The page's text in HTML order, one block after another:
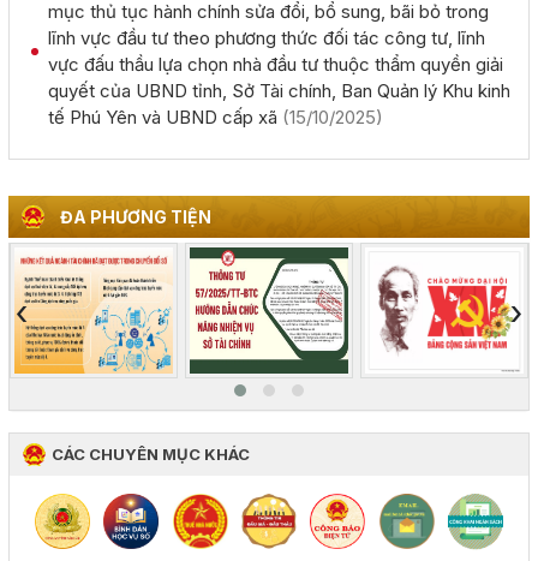
(02/08/2026, 00:00)
Giới thiệu thông tin về 17 khu đất đấu giá quyền sử dụng
đất trên địa bàn tỉnh Đắk Lắk
Thông báo về việc tiếp nhận hồ sơ đề nghị chấp thuận
chủ trương đầu tư dự án: Nhà máy sản xuất viên nén gỗ
xuất khẩu và chế biến lâm sản - Thành Châu Đắk Lắk
(27/07/2026, 00:00)
Đắk Lắk họp báo công bố 17 hoạt động đặc sắc của Lễ
thủ dân sự tỉnh Đắk Lắk
(05/08/2026, 00:00)
mục thủ tục hành chính sửa đổi, bổ sung, bãi bỏ trong
lĩnh vực đầu tư theo phương thức đối tác công tư, lĩnh
vực đấu thầu lựa chọn nhà đầu tư thuộc thẩm quyền giải
quyết của UBND tỉnh, Sở Tài chính, Ban Quản lý Khu kinh
tế Phú Yên và UBND cấp xã (15/10/2025)
ĐA PHƯƠNG TIỆN
‹ ›
CÁC CHUYÊN MỤC KHÁC